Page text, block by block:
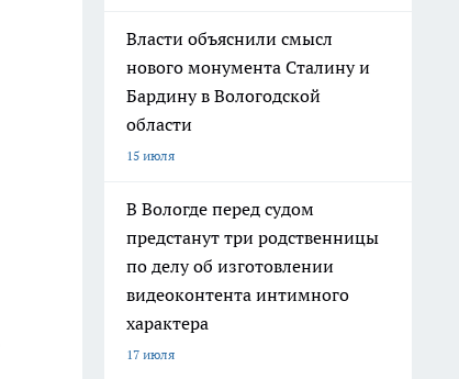
Власти объяснили смысл
нового монумента Сталину и
Бардину в Вологодской
области
15 июля
В Вологде перед судом
предстанут три родственницы
по делу об изготовлении
видеоконтента интимного
характера
17 июля